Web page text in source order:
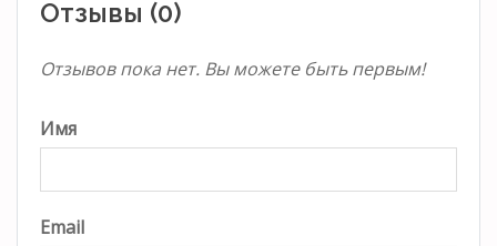
Отзывы (0)
Отзывов пока нет. Вы можете быть первым!
Имя
Email